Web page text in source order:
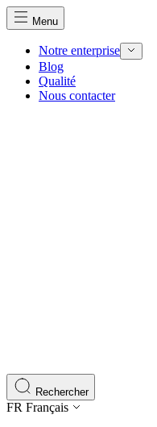
Menu
Notre enterprise
Blog
Qualité
Nous contacter
Rechercher
FR Français
Nous
rapportant